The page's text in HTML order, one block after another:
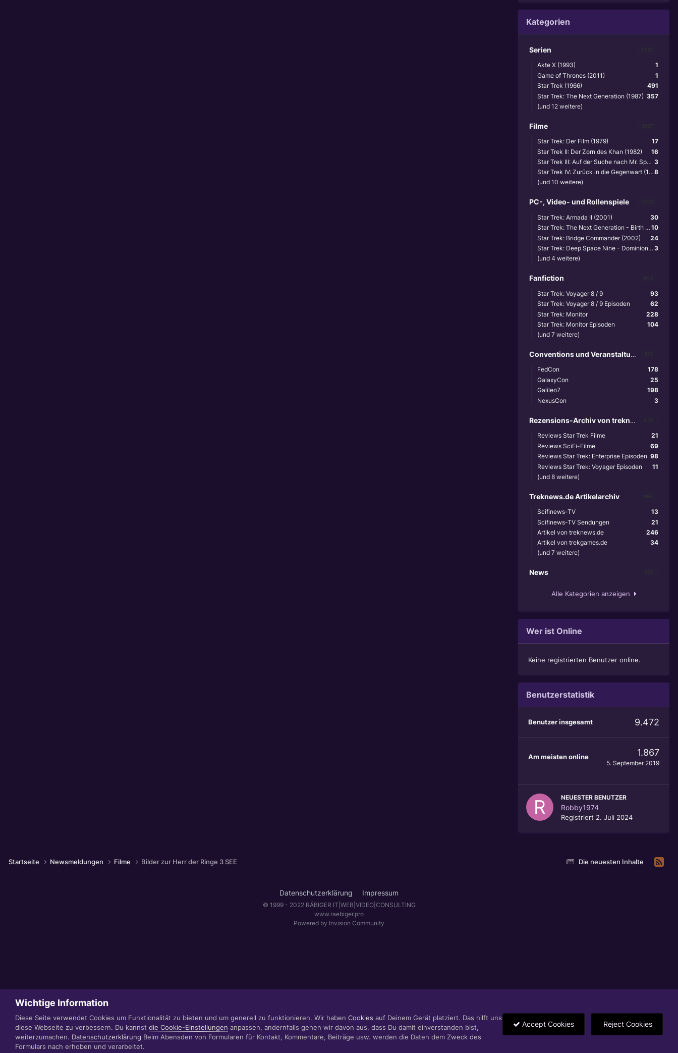
Kategorien
Serien
1
Akte X (1993)
1
Game of Thrones (2011)
491
Star Trek (1966)
357
Star Trek: The Next Generation (1987)
(und 12 weitere)
Filme
17
Star Trek: Der Film (1979)
16
Star Trek II: Der Zorn des Khan (1982)
3
Star Trek III: Auf der Suche nach Mr. Spock (1984)
8
Star Trek IV: Zurück in die Gegenwart (1986)
(und 10 weitere)
PC-, Video- und Rollenspiele
30
Star Trek: Armada II (2001)
10
Star Trek: The Next Generation - Birth of the Federation (1999)
24
Star Trek: Bridge Commander (2002)
3
Star Trek: Deep Space Nine - Dominion Wars (2001)
(und 4 weitere)
Fanfiction
93
Star Trek: Voyager 8 / 9
62
Star Trek: Voyager 8 / 9 Episoden
228
Star Trek: Monitor
104
Star Trek: Monitor Episoden
(und 7 weitere)
Conventions und Veranstaltungen
178
FedCon
25
GalaxyCon
198
Galileo7
3
NexusCon
Rezensions-Archiv von treknews.de
21
Reviews Star Trek Filme
69
Reviews SciFi-Filme
98
Reviews Star Trek: Enterprise Episoden
11
Reviews Star Trek: Voyager Episoden
(und 8 weitere)
Treknews.de Artikelarchiv
13
Scifinews-TV
21
Scifinews-TV Sendungen
246
Artikel von treknews.de
34
Artikel von trekgames.de
(und 7 weitere)
News
Alle Kategorien anzeigen
Wer ist Online
Keine registrierten Benutzer online.
Benutzerstatistik
Benutzer insgesamt 9.472
Am meisten online 1.867
5. September 2019
NEUESTER BENUTZER
Robby1974
Registriert 2. Juli 2024
Die neuesten Inhalte
Startseite Newsmeldungen Filme Bilder zur Herr der Ringe 3 SEE
Datenschutzerklärung Impressum
© 1999 - 2022 RÄBIGER IT|WEB|VIDEO|CONSULTING
www.raebiger.pro
Powered by Invision Community
Wichtige Information
Diese Seite verwendet Cookies um Funktionalität zu bieten und um generell zu funktionieren. Wir haben Cookies auf Deinem Gerät platziert. Das hilft uns
diese Webseite zu verbessern. Du kannst die Cookie-Einstellungen anpassen, andernfalls gehen wir davon aus, dass Du damit einverstanden bist,
weiterzumachen. Datenschutzerklärung Beim Abensden von Formularen für Kontakt, Kommentare, Beiträge usw. werden die Daten dem Zweck des
Formulars nach erhoben und verarbeitet.
Accept Cookies Reject Cookies